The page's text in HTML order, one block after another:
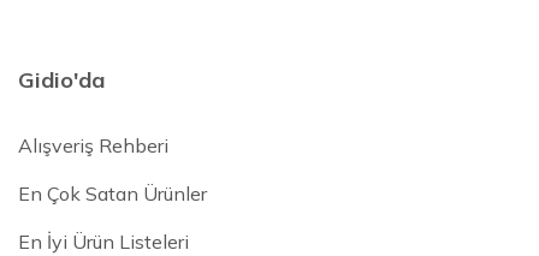
Gidio'da
Alışveriş Rehberi
En Çok Satan Ürünler
En İyi Ürün Listeleri